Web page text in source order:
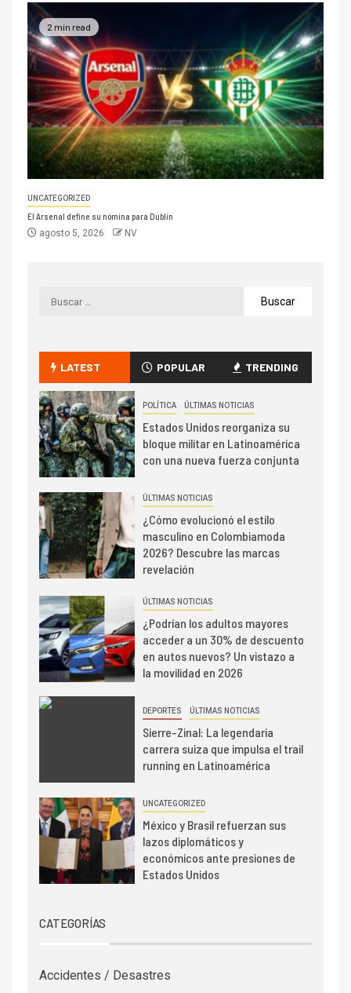
2 min read
UNCATEGORIZED
El Arsenal define su nómina para Dublín
agosto 5, 2026 NV
LATEST POPULAR TRENDING
POLÍTICA ÚLTIMAS NOTICIAS
Estados Unidos reorganiza su
bloque militar en Latinoamérica
con una nueva fuerza conjunta
ÚLTIMAS NOTICIAS
¿Cómo evolucionó el estilo
masculino en Colombiamoda
2026? Descubre las marcas
revelación
ÚLTIMAS NOTICIAS
¿Podrían los adultos mayores
acceder a un 30% de descuento
en autos nuevos? Un vistazo a
la movilidad en 2026
DEPORTES ÚLTIMAS NOTICIAS
Sierre-Zinal: La legendaria
carrera suiza que impulsa el trail
running en Latinoamérica
UNCATEGORIZED
México y Brasil refuerzan sus
lazos diplomáticos y
económicos ante presiones de
Estados Unidos
CATEGORÍAS
Accidentes / Desastres